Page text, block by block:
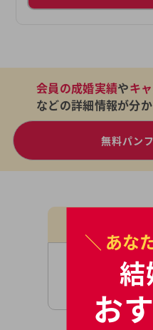
会員の成婚実績やキ
などの詳細情報が分か
無料パン
現在
北陸
検索
＼ あな
お